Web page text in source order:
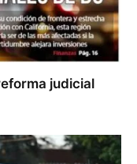
judicial